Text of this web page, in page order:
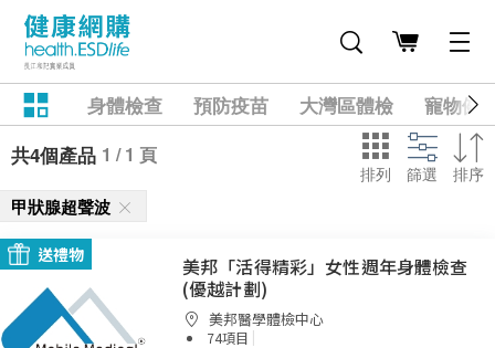
身體檢查 預防疫苗 大灣區體檢
寵物健
共4個產品 1 / 1 頁
排列 篩選 排序
甲狀腺超聲波
送禮物
美邦「活得精彩」女性週年身體檢查
(優越計劃)
美邦醫學體檢中心
74項目 |